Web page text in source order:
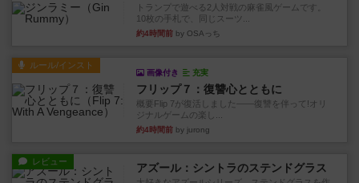
トランプで遊べる2人対戦の麻雀風ゲームです。
10枚の手札で、同じスーツ...
約4時間前 by OSAっち
ルール/インスト
画像付き 充実
フリップ７：復讐心とともに
概要Flip 7が復活しました――復讐を伴って!オリ
ジナルゲームの楽し...
約4時間前 by jurong
レビュー アズール：シントラのステンドグラス